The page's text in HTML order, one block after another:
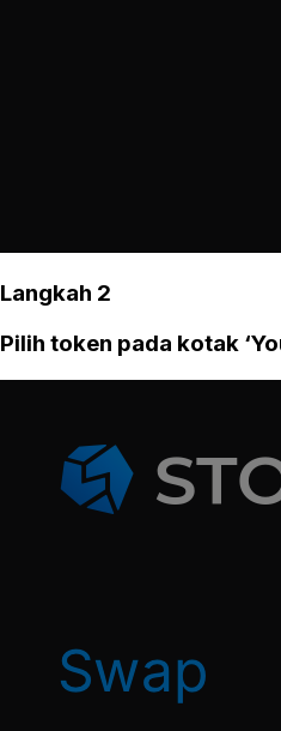
Langkah 2
Pilih token pada kotak